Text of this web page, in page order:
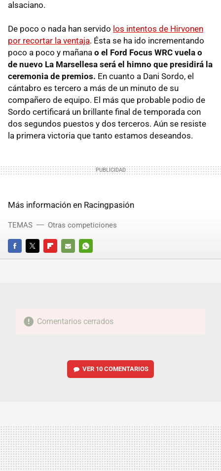
alsaciano.
De poco o nada han servido los intentos de Hirvonen
por recortar la ventaja. Ésta se ha ido incrementando
poco a poco y mañana o el Ford Focus WRC vuela o
de nuevo La Marsellesa será el himno que presidirá la
ceremonia de premios. En cuanto a Dani Sordo, el
cántabro es tercero a más de un minuto de su
compañero de equipo. El más que probable podio de
Sordo certificará un brillante final de temporada con
dos segundos puestos y dos terceros. Aún se resiste
la primera victoria que tanto estamos deseandos.
Más información en Racingpasión
FACEBOOKTWITTERFLIPBOARD
E-
WHATSAPP
TEMAS Otras competiciones
Comentarios cerrados
VER 10 COMENTARIOS